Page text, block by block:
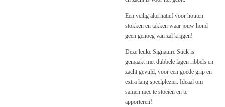
Een veilig alternatief voor houten
stokken en takken waar jouw hond
geen genoeg van zal krijgen!
Deze leuke Signature Stick is
gemaakt met dubbele lagen ribbels en
zacht gevuld, voor een goede grip en
extra lang speelplezier. Ideaal om
samen mee te stoeien en te
apporteren!